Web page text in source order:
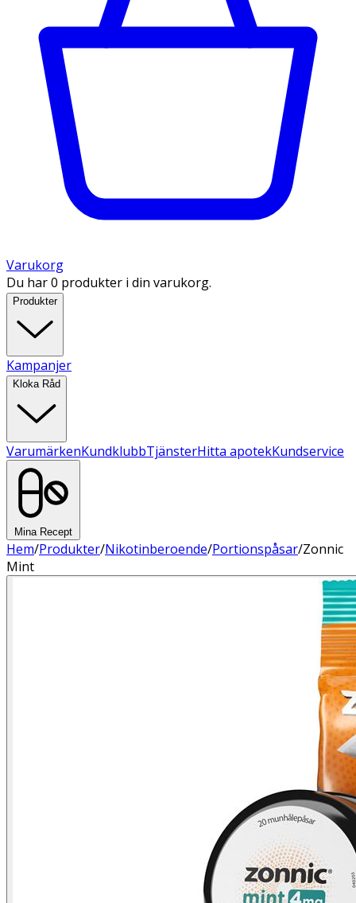
Varukorg
Du har 0 produkter i din varukorg.
Produkter
Kampanjer
Kloka Råd
VarumärkenKundklubbTjänsterHitta apotekKundservice
Mina Recept
Hem/Produkter/Nikotinberoende/Portionspåsar/Zonnic
Mint